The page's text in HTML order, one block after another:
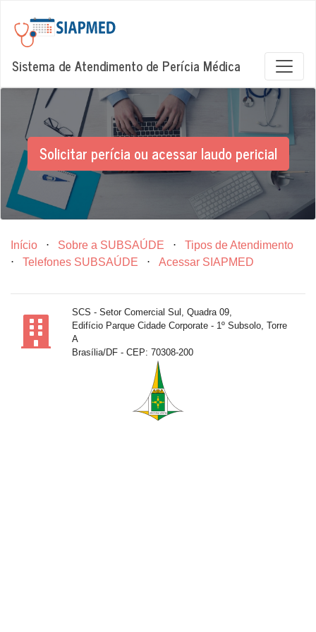
Sistema de Atendimento de Perícia Médica
Solicitar perícia ou acessar laudo pericial
Início ⋅ Sobre a SUBSAÚDE ⋅
Tipos de Atendimento
⋅
Telefones SUBSAÚDE ⋅ Acessar SIAPMED
SCS - Setor Comercial Sul, Quadra 09,
Edifício Parque Cidade Corporate - 1º Subsolo, Torre
A
Brasília/DF - CEP: 70308-200